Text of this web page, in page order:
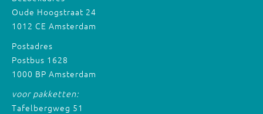
Oude Hoogstraat 24
1012 CE Amsterdam
Postadres
Postbus 1628
1000 BP Amsterdam
voor pakketten:
Tafelbergweg 51